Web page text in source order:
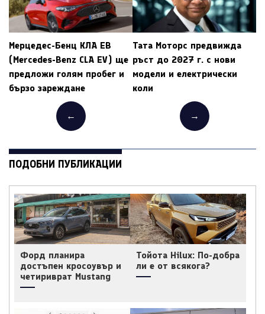
Мерцедес-Бенц КЛА ЕВ
(Mercedes-Benz CLA EV) ще
предложи голям пробег и
бързо зареждане
←
Тата Моторс предвижда
ръст до 2027 г. с нови
модели и електрически
коли
→
ПОДОБНИ ПУБЛИКАЦИИ
Форд планира
достъпен кросоувър и
четириврат Mustang
Тойота Hilux: По-добра
ли е от всякога?